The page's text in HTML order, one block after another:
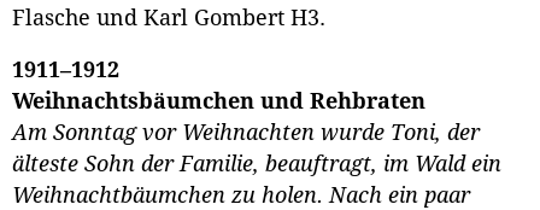
Flasche und Karl Gombert H3.
1911–1912
Weihnachtsbäumchen und Rehbraten
Am Sonntag vor Weihnachten wurde Toni, der
älteste Sohn der Familie, beauftragt, im Wald ein
Weihnachtbäumchen zu holen. Nach ein paar